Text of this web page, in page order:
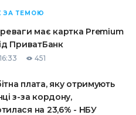
ВІНЬЄТКА
ВІД
ВИПАДКІВ
ПИТАННЯ ТА ВІДПОВІДІ
ПУТІВНИКИ ПО
ЗА ТЕМОЮ
має картка Premium
ПриватБанк
451
плата, яку отримують
з-за кордону,
на 23,6% - НБУ